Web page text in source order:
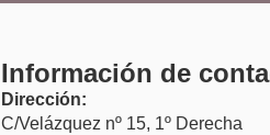
Información de
Dirección:
C/Velázquez nº 15, 1º Derecha